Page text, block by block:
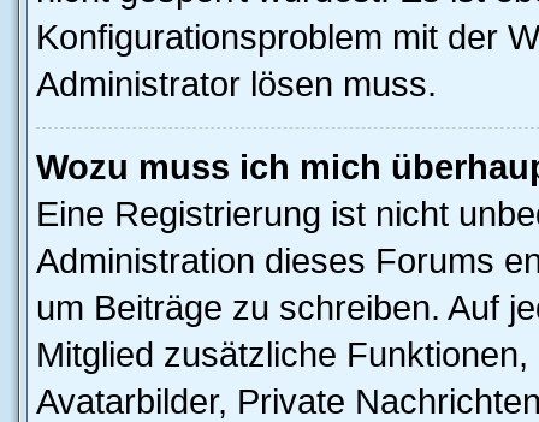
Konfigurationsproblem mit der
Administrator lösen muss.
Wozu muss ich mich
Eine Registrierung ist nicht
Administration dieses Forums
um Beiträge zu schreiben. Auf
Mitglied zusätzliche
Avatarbilder, Private